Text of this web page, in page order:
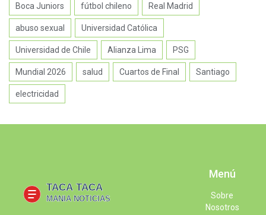
Boca Juniors fútbol chileno Real Madrid
abuso sexual Universidad Católica
Universidad de Chile Alianza Lima PSG
Mundial 2026 salud Cuartos de Final Santiago
electricidad
Menú
Sobre
Nosotros